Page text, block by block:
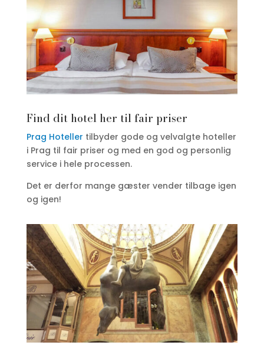
Find dit hotel her til fair priser
Prag Hoteller tilbyder gode og velvalgte hoteller
i Prag til fair priser og med en god og personlig
service i hele processen.
Det er derfor mange gæster vender tilbage igen
og igen!